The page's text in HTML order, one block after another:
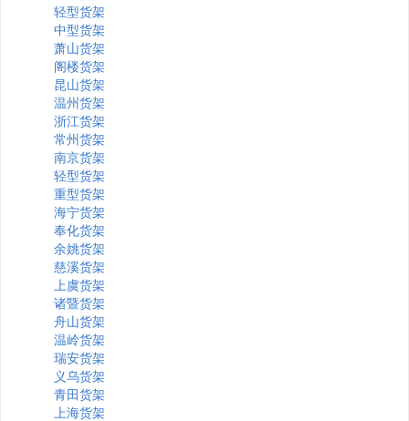
轻型货架
中型货架
萧山货架
阁楼货架
昆山货架
温州货架
浙江货架
常州货架
南京货架
轻型货架
重型货架
海宁货架
奉化货架
余姚货架
慈溪货架
上虞货架
诸暨货架
舟山货架
温岭货架
瑞安货架
义乌货架
青田货架
上海货架